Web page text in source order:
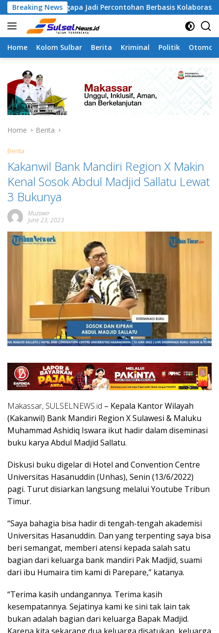
Skip
to
content
Breaking NewsJadi Percontohan Berbasis Kolaborasi Warga
Home Kolom Sulbar Berita Kriminal Politik
Home Berita
Berita
Kakanwil Bank Mandiri Region X Makin
Kenal Sosok Abdul Madjid Sallatu Lewat
3 Bukunya
Muzawir
June 23, 2023
Makassar, SULSELNEWS.id – Kepala Kantor Wilayah
(Kakanwil) Bank Mandiri Region X Sulawesi & Maluku
Muhammad Ashidiq Iswara ikut hadir dalam diseminasi
buku karya Abdul Madjid Sallatu.
Diskusi buku digelar di Hotel and Convention Centre
Universitas Hasanuddin (Unhas), Senin (13/6/2022)
pagi. Turut disiarkan langsung melalui Youtube Tribun
Timur.
“Saya bahagia bisa hadir di tengah-tengah akademisi
Universitas Hasanuddin. Dan yang terpenting saya bisa
beri semangat, memberi atensi kepada salah satu
bagian dari keluarga bank mandiri Pak Madjid, suami
dari ibu Humaira tim kami di Parepare,” katanya.
“Terima kasih undangannya. Terima kasih
kesempatannya. Sejatinya kami ke sini tak lain tak
bukan adalah bagian dari keluarga Bapak Madjid.